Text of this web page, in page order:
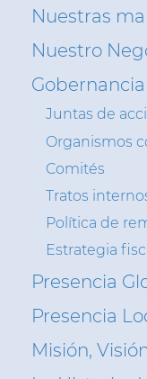
Insight
Sustentabilidad
Medios de
Contáctenos
Nuestras
Nuestro
Gobernancia
Juntas de
Organismos
Comités
Tratos
Política de
Estrategia
Presencia
Presencia
Misión,